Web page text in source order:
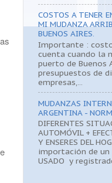
COSTOS A TENER
MI MUDANZA
BUENOS AIRES.
Importante :
cuenta cuando la
puerto de Buenos
presupuestos de
empresas,...
MUDANZAS
ARGENTINA -
DIFERENTES
AUTOMÓVIL +
Y ENSERES DEL
importación de un
USADO y